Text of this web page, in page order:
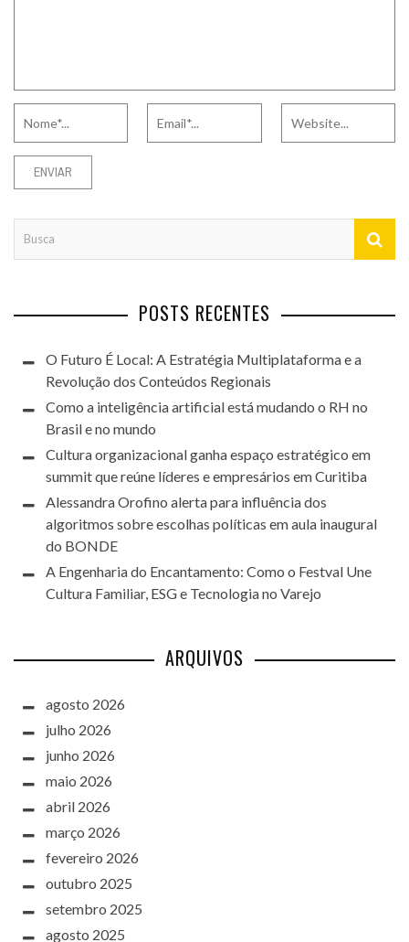
POSTS RECENTES
O Futuro É Local: A Estratégia Multiplataforma e a
Revolução dos Conteúdos Regionais
Como a inteligência artificial está mudando o RH no
Brasil e no mundo
Cultura organizacional ganha espaço estratégico em
summit que reúne líderes e empresários em Curitiba
Alessandra Orofino alerta para influência dos
algoritmos sobre escolhas políticas em aula inaugural
do BONDE
A Engenharia do Encantamento: Como o Festval Une
Cultura Familiar, ESG e Tecnologia no Varejo
ARQUIVOS
agosto 2026
julho 2026
junho 2026
maio 2026
abril 2026
março 2026
fevereiro 2026
outubro 2025
setembro 2025
agosto 2025